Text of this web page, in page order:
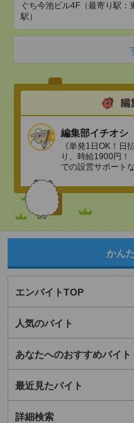
ぐち今池ビル4F（最寄り駅
駅）
編集部イチオシ
《単発1日OK！日
り、時給1900円！
での設営サポート
かん
エンバイトTOP
人気のバイト
あなたへのおすすめバイト
最近見たバイト
詳細検索